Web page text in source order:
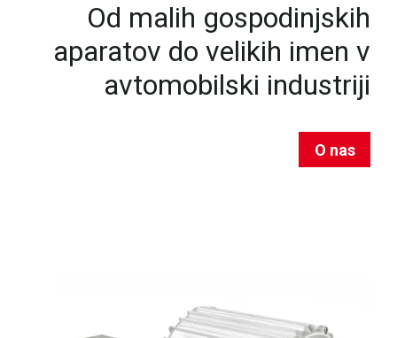
Od malih gospodinjskih
aparatov do velikih imen v
avtomobilski industriji
O nas